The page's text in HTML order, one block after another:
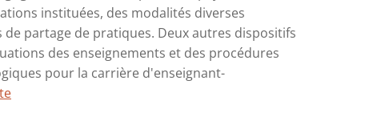
instituées, des modalités diverses
partage de pratiques. Deux autres dispositifs
des enseignements et des procédures
pour la carrière d'enseignant-